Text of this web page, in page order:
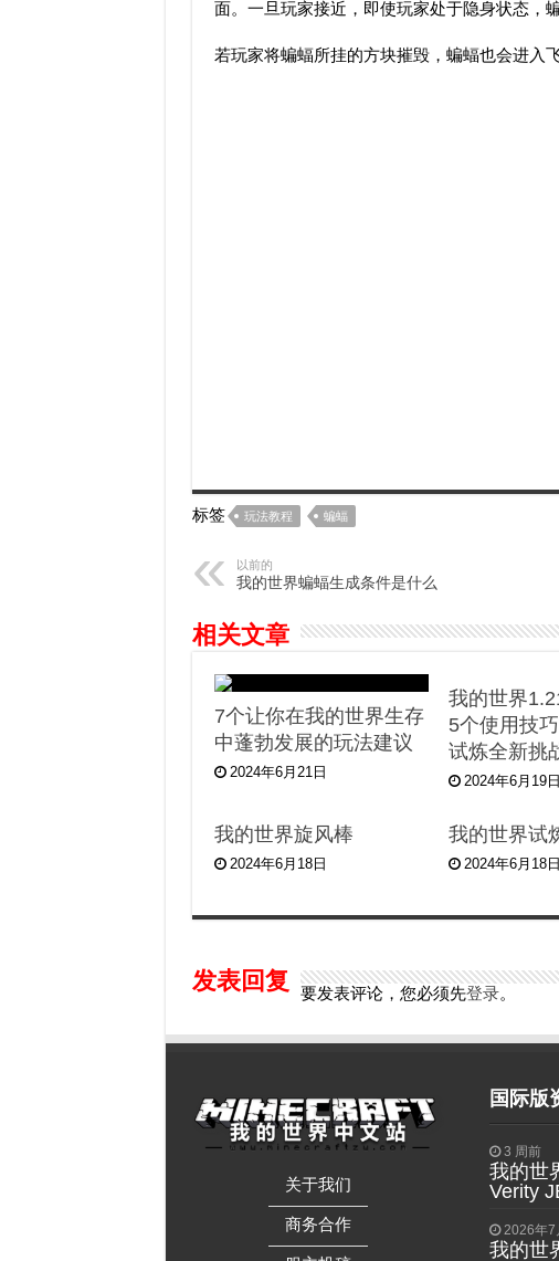
面。一旦玩家接近，即使玩家处于隐身状态，
若玩家将蝙蝠所挂的方块摧毁，蝙蝠也会进入
标签 玩法教程 蝙蝠
以前的
我的世界蝙蝠生成条件是什么
相关文章
7个让你在我的世界生存
中蓬勃发展的玩法建议
2024年6月21日
我的世界
5个使用技
试炼全新挑
2024年6月19日
我的世界旋风棒
2024年6月18日
我的世界试
2024年6月18日
发表回复 要发表评论，您必须先登录。
关于我们
——————
商务合作
——————
国际版
3 周前
我的世
Verity
2026年7
我的世